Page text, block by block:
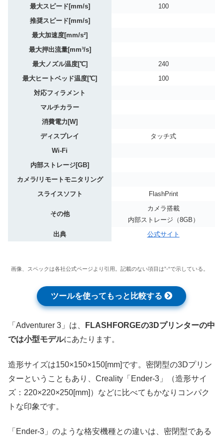
最大スピード[mm/s]
100
推奨スピード[mm/s]
最大加速度[mm/s²]
最大押出流量[mm³/s]
最大ノズル温度[℃]
240
最大ヒートベッド温度[℃]
100
対応フィラメント
マルチカラー
消費電力[W]
ディスプレイ
タッチ式
Wi-Fi
内部ストレージ[GB]
カメラ/リモートモニタリング
スライスソフト
FlashPrint
その他
カメラ搭載
内部ストレージ（8GB）
出典
公式サイト
画像、スペックは各社公式ページより引用。記載のない項目は”-“で示している。
ツールを使ってもっと比較する
「Adventurer 3」は、
FLASHFORGEの3Dプリンターの中
では小型モデルにあたります。
造形サイズは150×150×150[mm]です。密閉型の3Dプリン
ターということもあり、Creality「Ender-3」（造形サイ
ズ：220×220×250[mm]）などに比べてもかなりコンパク
トな印象です。
「Ender-3」のような格安機種との違いは、密閉型である